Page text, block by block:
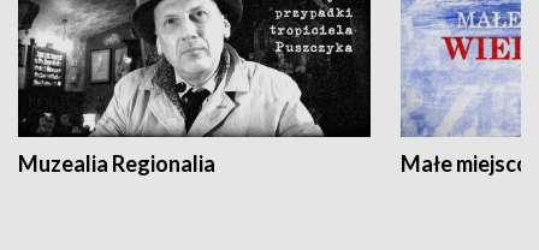
Muzealia Regionalia Małe